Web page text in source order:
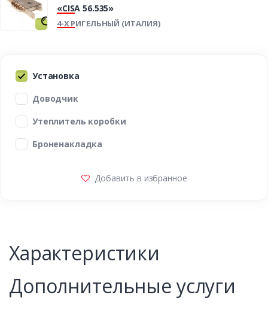
«CISA 56.535»
4-Х РИГЕЛЬНЫЙ (ИТАЛИЯ)
Установка
Доводчик
Утеплитель коробки
Броненакладка
Добавить в избранное
Характеристики
Дополнительные услуги